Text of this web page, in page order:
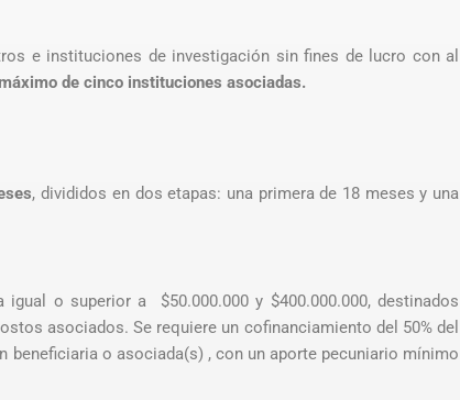
e instituciones de investigación sin fines de lucro con al
de cinco instituciones asociadas.
, divididos en dos etapas: una primera de 18 meses y una
o superior a $50.000.000 y $400.000.000, destinados
asociados. Se requiere un cofinanciamiento del 50% del
o asociada(s) , con un aporte pecuniario mínimo